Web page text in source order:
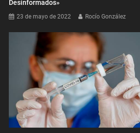
Desinformados»
23 de mayo de 2022 Rocío González